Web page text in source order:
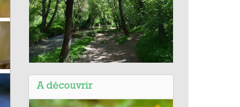
Autour de l'Arc
A découvrir